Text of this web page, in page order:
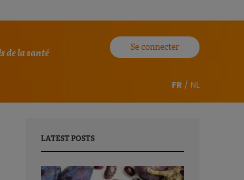
de la santé
Se connecter
FR / NL
LATEST POSTS